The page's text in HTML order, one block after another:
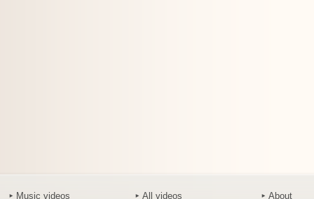
Music videos All videos About